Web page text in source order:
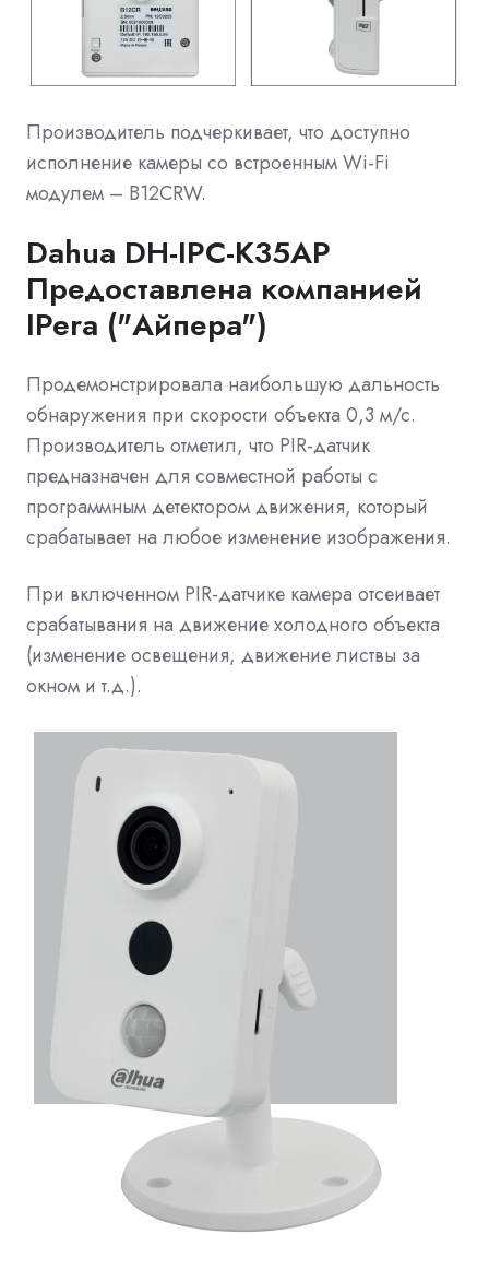
Производитель подчеркивает, что доступно
исполнение камеры со встроенным Wi-Fi
модулем – B12CRW.
Dahua DH-IPC-K35AP
Предоставлена компанией
IPera ("Айпера")
Продемонстрировала наибольшую дальность
обнаружения при скорости объекта 0,3 м/с.
Производитель отметил, что PIR-датчик
предназначен для совместной работы с
программным детектором движения, который
срабатывает на любое изменение изображения.
При включенном PIR-датчике камера отсеивает
срабатывания на движение холодного объекта
(изменение освещения, движение листвы за
окном и т.д.).